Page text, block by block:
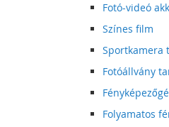
Fotó-videó
Színes film
Sportkamera
Fotóállvány
Folyamatos